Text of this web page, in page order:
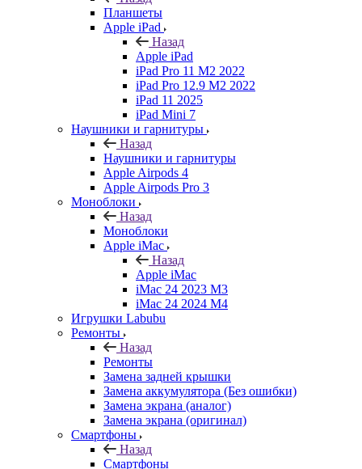
Планшеты
Apple iPad
Назад
Apple iPad
iPad Pro 11 M2 2022
iPad Pro 12.9 M2 2022
iPad 11 2025
iPad Mini 7
Наушники и гарнитуры
Назад
Наушники и гарнитуры
Apple Airpods 4
Apple Airpods Pro 3
Моноблоки
Назад
Моноблоки
Apple iMac
Назад
Apple iMac
iMac 24 2023 M3
iMac 24 2024 M4
Игрушки Labubu
Ремонты
Назад
Ремонты
Замена задней крышки
Замена аккумулятора (Без ошибки)
Замена экрана (аналог)
Замена экрана (оригинал)
Смартфоны
Назад
Смартфоны